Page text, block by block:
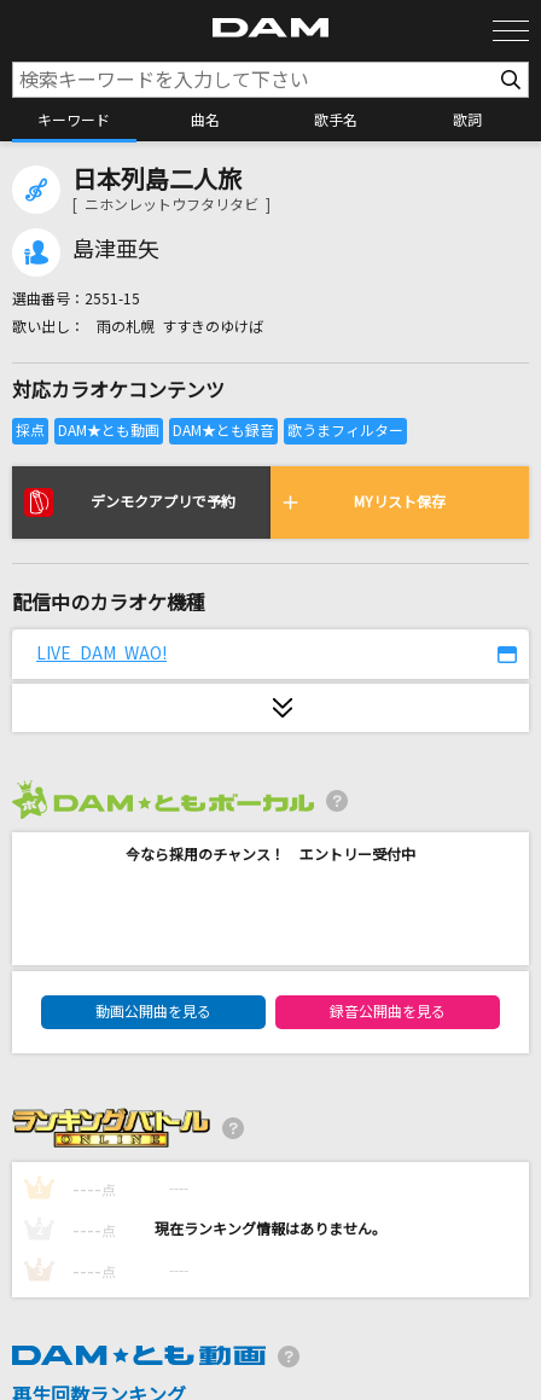
キーワード 曲名 歌手名 歌詞
カラオケ検索
全国りれき
リアルタイムで歌われている曲の一覧
陽はまたのぼる
[生音]Yesterday Once More [イエスタディ・
Carpenters
栄光の架橋
アユミ
最後の放課後
[生音]115万キロのフィルム
リラック素～What a wonderful world～
日本列島二人旅
[ ニホンレットウフタリタビ ]
島津亜矢
選曲番号： 2551-15
雨の札幌 すすきのゆけば
対応カラオケコンテンツ
デンモクアプリで予約 MYリスト保存
配信中のカラオケ機種
LIVE DAM WAO!
今なら採用のチャンス！ エントリー受付中
DAM★ともボーカルエントリーランキング
動画公開曲を見る
録音公開曲を見る
1 ---- 点 ----
---- 点 ----
3 ---- 点 ----
再生回数ランキング